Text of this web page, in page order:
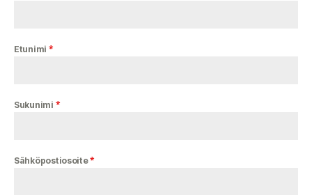
Etunimi *
Sukunimi *
Sähköpostiosoite*